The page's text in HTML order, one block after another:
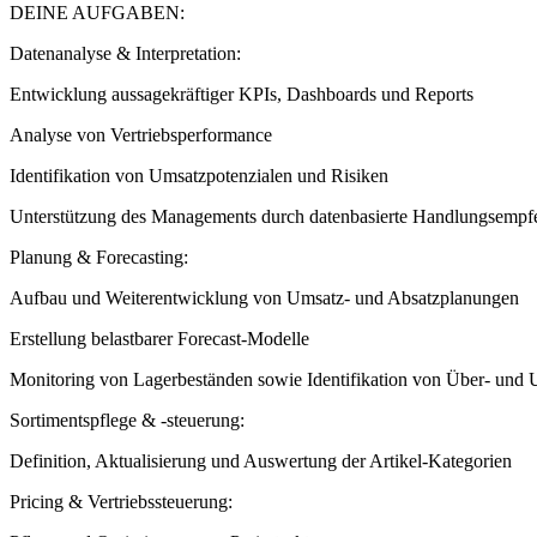
DEINE AUFGABEN:
Datenanalyse & Interpretation:
Entwicklung aussagekräftiger KPIs, Dashboards und Reports
Analyse von Vertriebsperformance
Identifikation von Umsatzpotenzialen und Risiken
Unterstützung des Managements durch datenbasierte
Planung & Forecasting:
Aufbau und Weiterentwicklung von Umsatz- und Absatzplanungen
Erstellung belastbarer Forecast-Modelle
Monitoring von Lagerbeständen sowie Identifikation von Über- und
Sortimentspflege & -steuerung:
Definition, Aktualisierung und Auswertung der Artikel-Kategorien
Pricing & Vertriebssteuerung: